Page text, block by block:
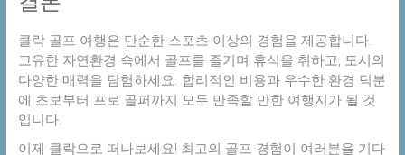
클락 골프 여행은 단순한 스포츠 이상의 경험을 제공합니다.
고유한 자연환경 속에서 골프를 즐기며 휴식을 취하고, 도시의
다양한 매력을 탐험하세요. 합리적인 비용과 우수한 환경 덕분
에 초보부터 프로 골퍼까지 모두 만족할 만한 여행지가 될 것
입니다.
이제 클락으로 떠나보세요! 최고의 골프 경험이 여러분을 기다